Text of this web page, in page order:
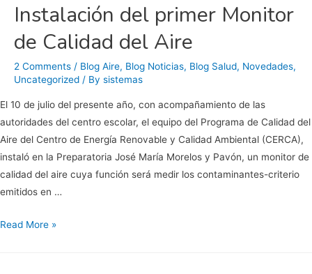
BCSInstalación del primer Monitor
de Calidad del Aire
2 Comments / Blog Aire, Blog Noticias, Blog Salud, Novedades,
Uncategorized / By sistemas
El 10 de julio del presente año, con acompañamiento de las
autoridades del centro escolar, el equipo del Programa de Calidad del
Aire del Centro de Energía Renovable y Calidad Ambiental (CERCA),
instaló en la Preparatoria José María Morelos y Pavón, un monitor de
calidad del aire cuya función será medir los contaminantes-criterio
emitidos en …
Instalación
Read More »